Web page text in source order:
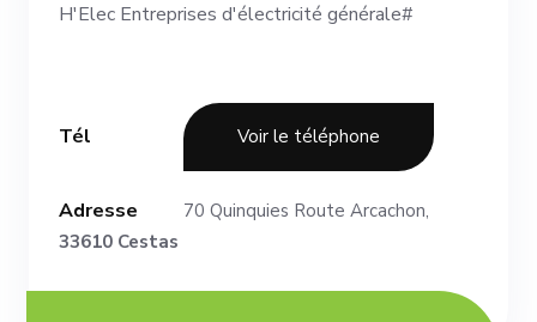
H'Elec Entreprises d'électricité générale#
Tél Voir le téléphone
Adresse
70 Quinquies Route Arcachon,
33610 Cestas